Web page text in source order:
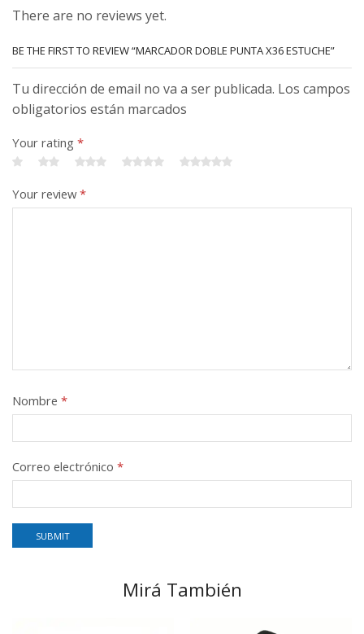
There are no reviews yet.
BE THE FIRST TO REVIEW “MARCADOR DOBLE PUNTA X36 ESTUCHE”
Tu dirección de email no va a ser publicada. Los campos
obligatorios están marcados
Your rating *
Your review*
Nombre *
Correo electrónico *
Mirá También